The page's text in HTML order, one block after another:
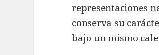
representaciones
conserva su
bajo un mismo